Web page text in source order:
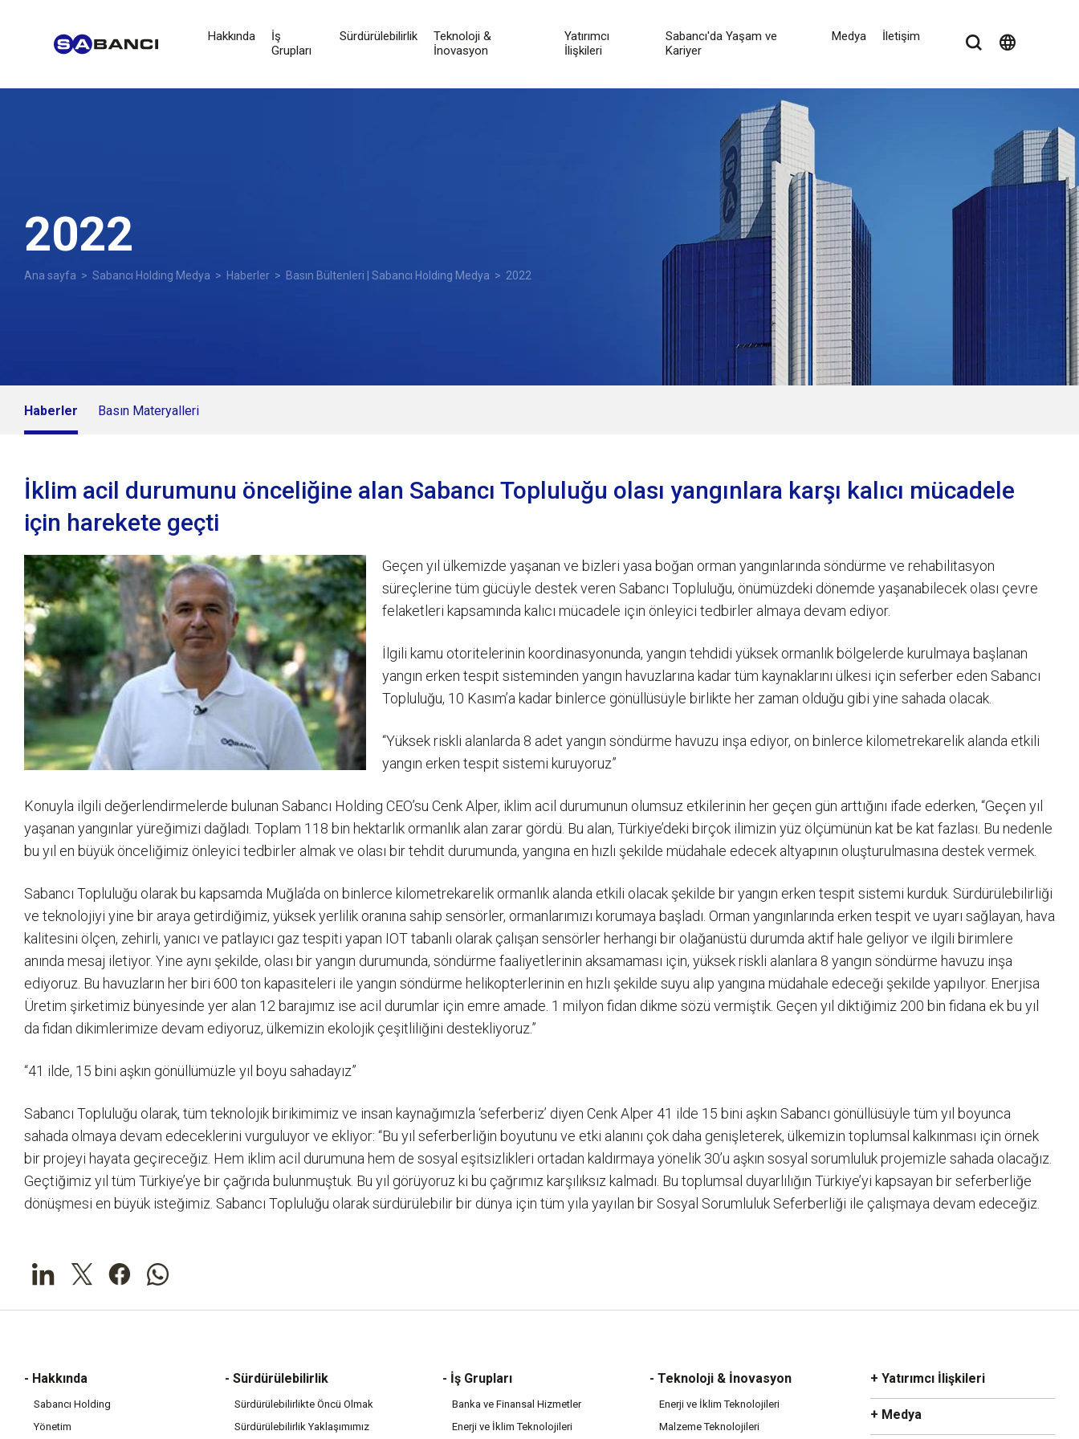
Hakkında
İş
Grupları
Sürdürülebilirlik
Teknoloji &
İnovasyon
Yatırımcı
İlişkileri
Sabancı'da Yaşam ve
Kariyer
Medya İletişim language
2022
Ana sayfa > Sabancı Holding Medya > Haberler > Basın Bültenleri | Sabancı Holding Medya > 2022
Haberler Basın Materyalleri
İklim acil durumunu önceliğine alan Sabancı Topluluğu olası yangınlara karşı kalıcı mücadele
için harekete geçti
Geçen yıl ülkemizde yaşanan ve bizleri yasa boğan orman yangınlarında söndürme ve rehabilitasyon
süreçlerine tüm gücüyle destek veren Sabancı Topluluğu, önümüzdeki dönemde yaşanabilecek olası çevre
felaketleri kapsamında kalıcı mücadele için önleyici tedbirler almaya devam ediyor.
İlgili kamu otoritelerinin koordinasyonunda, yangın tehdidi yüksek ormanlık bölgelerde kurulmaya başlanan
yangın erken tespit sisteminden yangın havuzlarına kadar tüm kaynaklarını ülkesi için seferber eden Sabancı
Topluluğu, 10 Kasım’a kadar binlerce gönüllüsüyle birlikte her zaman olduğu gibi yine sahada olacak.
“Yüksek riskli alanlarda 8 adet yangın söndürme havuzu inşa ediyor, on binlerce kilometrekarelik alanda etkili
yangın erken tespit sistemi kuruyoruz”
Konuyla ilgili değerlendirmelerde bulunan Sabancı Holding CEO’su Cenk Alper, iklim acil durumunun olumsuz etkilerinin her geçen gün arttığını ifade ederken, “Geçen yıl
yaşanan yangınlar yüreğimizi dağladı. Toplam 118 bin hektarlık ormanlık alan zarar gördü. Bu alan, Türkiye’deki birçok ilimizin yüz ölçümünün kat be kat fazlası. Bu nedenle
bu yıl en büyük önceliğimiz önleyici tedbirler almak ve olası bir tehdit durumunda, yangına en hızlı şekilde müdahale edecek altyapının oluşturulmasına destek vermek.
Sabancı Topluluğu olarak bu kapsamda Muğla’da on binlerce kilometrekarelik ormanlık alanda etkili olacak şekilde bir yangın erken tespit sistemi kurduk. Sürdürülebilirliği
ve teknolojiyi yine bir araya getirdiğimiz, yüksek yerlilik oranına sahip sensörler, ormanlarımızı korumaya başladı. Orman yangınlarında erken tespit ve uyarı sağlayan, hava
kalitesini ölçen, zehirli, yanıcı ve patlayıcı gaz tespiti yapan IOT tabanlı olarak çalışan sensörler herhangi bir olağanüstü durumda aktif hale geliyor ve ilgili birimlere
anında mesaj iletiyor. Yine aynı şekilde, olası bir yangın durumunda, söndürme faaliyetlerinin aksamaması için, yüksek riskli alanlara 8 yangın söndürme havuzu inşa
ediyoruz. Bu havuzların her biri 600 ton kapasiteleri ile yangın söndürme helikopterlerinin en hızlı şekilde suyu alıp yangına müdahale edeceği şekilde yapılıyor. Enerjisa
Üretim şirketimiz bünyesinde yer alan 12 barajımız ise acil durumlar için emre amade. 1 milyon fidan dikme sözü vermiştik. Geçen yıl diktiğimiz 200 bin fidana ek bu yıl
da fidan dikimlerimize devam ediyoruz, ülkemizin ekolojik çeşitliliğini destekliyoruz.”
“41 ilde, 15 bini aşkın gönüllümüzle yıl boyu sahadayız”
Sabancı Topluluğu olarak, tüm teknolojik birikimimiz ve insan kaynağımızla ‘seferberiz’ diyen Cenk Alper 41 ilde 15 bini aşkın Sabancı gönüllüsüyle tüm yıl boyunca
sahada olmaya devam edeceklerini vurguluyor ve ekliyor: “Bu yıl seferberliğin boyutunu ve etki alanını çok daha genişleterek, ülkemizin toplumsal kalkınması için örnek
bir projeyi hayata geçireceğiz. Hem iklim acil durumuna hem de sosyal eşitsizlikleri ortadan kaldırmaya yönelik 30’u aşkın sosyal sorumluluk projemizle sahada olacağız.
Geçtiğimiz yıl tüm Türkiye’ye bir çağrıda bulunmuştuk. Bu yıl görüyoruz ki bu çağrımız karşılıksız kalmadı. Bu toplumsal duyarlılığın Türkiye’yi kapsayan bir seferberliğe
dönüşmesi en büyük isteğimiz. Sabancı Topluluğu olarak sürdürülebilir bir dünya için tüm yıla yayılan bir Sosyal Sorumluluk Seferberliği ile çalışmaya devam edeceğiz.
- Hakkında
Sabancı Holding
Yönetim
- Sürdürülebilirlik
Sürdürülebilirlikte Öncü Olmak
Sürdürülebilirlik Yaklaşımımız
- İş Grupları
Banka ve Finansal Hizmetler
Enerji ve İklim Teknolojileri
- Teknoloji & İnovasyon
Enerji ve İklim Teknolojileri
Malzeme Teknolojileri
+ Yatırımcı İlişkileri
+ Medya